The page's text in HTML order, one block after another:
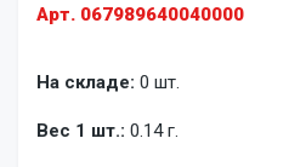
Арт. 067989640040000
На складе: 0 шт.
Вес 1 шт.: 0.14 г.